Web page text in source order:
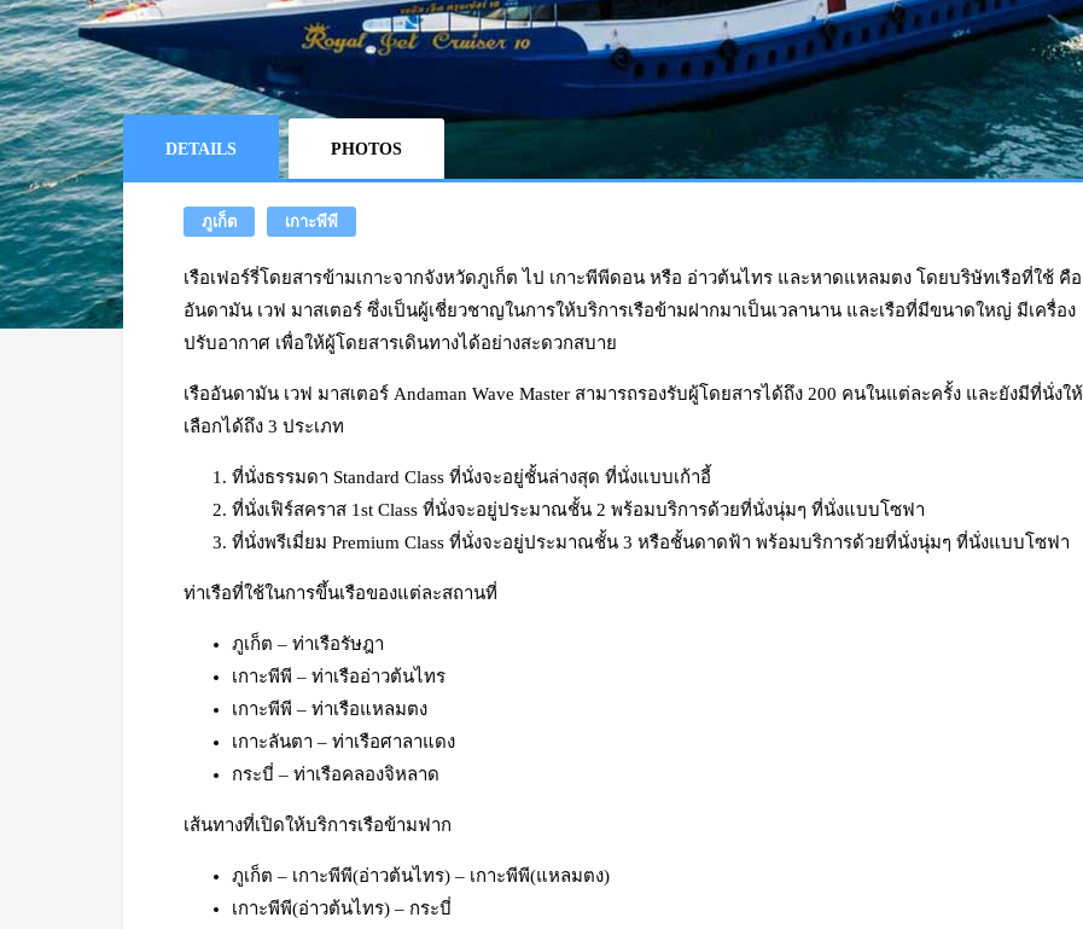
DETAILS PHOTOS
ภูเก็ต เกาะพีพี
เรือเฟอร์รี่โดยสารข้ามเกาะจากจังหวัดภูเก็ต ไป เกาะพีพีดอน หรือ อ่าวต้นไทร และหาดแหลมตง โดยบริษัทเรือที่ใช้ คือ
อันดามัน เวฟ มาสเตอร์ ซึ่งเป็นผู้เชี่ยวชาญในการให้บริการเรือข้ามฝากมาเป็นเวลานาน และเรือที่มีขนาดใหญ่ มีเครื่อง
ปรับอากาศ เพื่อให้ผู้โดยสารเดินทางได้อย่างสะดวกสบาย
เรืออันดามัน เวฟ มาสเตอร์ Andaman Wave Master สามารถรองรับผู้โดยสารได้ถึง 200 คนในแต่ละครั้ง และยังมีที่นั่งให้
เลือกได้ถึง 3 ประเภท
ที่นั่งธรรมดา Standard Class ที่นั่งจะอยู่ชั้นล่างสุด ที่นั่งแบบเก้าอี้
ที่นั่งเฟิร์สคราส 1st Class ที่นั่งจะอยู่ประมาณชั้น 2 พร้อมบริการด้วยที่นั่งนุ่มๆ ที่นั่งแบบโซฟา
ที่นั่งพรีเมี่ยม Premium Class ที่นั่งจะอยู่ประมาณชั้น 3 หรือชั้นดาดฟ้า พร้อมบริการด้วยที่นั่งนุ่มๆ ที่นั่งแบบโซฟา
ท่าเรือที่ใช้ในการขึ้นเรือของแต่ละสถานที่
ภูเก็ต – ท่าเรือรัษฎา
เกาะพีพี – ท่าเรืออ่าวต้นไทร
เกาะพีพี – ท่าเรือแหลมตง
เกาะลันตา – ท่าเรือศาลาแดง
กระบี่ – ท่าเรือคลองจิหลาด
เส้นทางที่เปิดให้บริการเรือข้ามฟาก
ภูเก็ต – เกาะพีพี(อ่าวต้นไทร) – เกาะพีพี(แหลมตง)
เกาะพีพี(อ่าวต้นไทร) – กระบี่